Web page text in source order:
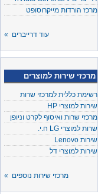
מרכז הורדות מייקרוסופט
עוד דרייברים »
מרכזי שירות למוצרים
רשימת כללית למרכזי שרות
שירות למוצרי HP
מרכזי שרות ואיסוף לקרט וניופן
שרות למוצרי LG ח.י.
שירות Lenovo
שירות למוצרי דל
מרכזי שירות נוספים »